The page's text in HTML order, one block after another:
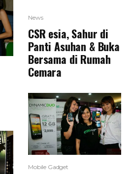
News
CSR esia, Sahur di
Panti Asuhan & Buka
Bersama di Rumah
Cemara
Mobile Gadget